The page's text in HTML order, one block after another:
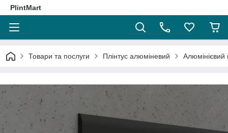
PlintMart
Товари та послуги Плінтус алюміневий Алюмінієвий